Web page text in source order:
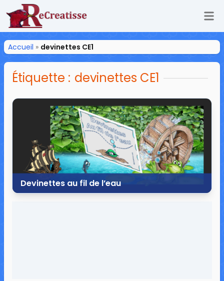
ReCreatisse
Accueil » devinettes CE1
Étiquette : devinettes CE1
Devinettes au fil de l’eau